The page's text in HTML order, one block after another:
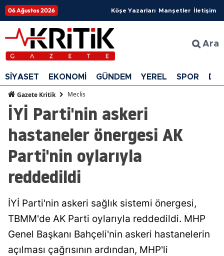
06 Ağustos 2026 Köşe Yazarları Manşetler İletişim
Ara
SİYASET EKONOMİ GÜNDEM YEREL SPOR
Gazete Kritik Meclis
İYİ Parti'nin askeri
hastaneler önergesi AK
Parti'nin oylarıyla
reddedildi
İYİ Parti'nin askeri sağlık sistemi önergesi,
TBMM'de AK Parti oylarıyla reddedildi. MHP
Genel Başkanı Bahçeli'nin askeri hastanelerin
açılması çağrısının ardından, MHP'li